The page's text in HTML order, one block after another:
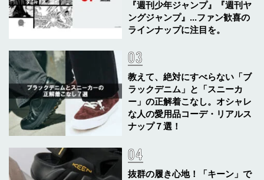
『週刊少年ジャンプ』『週刊ヤ
ングジャンプ』...ファン歓喜の
ラインナップに注目を。
教えて、絶対にすべらない「ブ
ラックデニム」と「スニーカ
ー」の正解着こなし。オシャレ
な人の愛用品コーデ・リアルス
ナップ７選！
抜群の履き心地！「キーン」で